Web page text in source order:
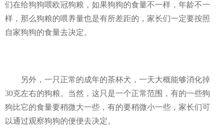
们在给狗狗喂欧冠狗粮，如果狗狗的食量不一样，年龄不一
样，那么狗粮的喂养量也是有所差距的，家长们一定要按照
自家狗狗的食量去决定。
另外，一只正常的成年的茶杯犬，一天大概能够消化掉
30克左右的狗粮。当然，这只是一个正常范围，有的一些狗
狗比它的食量要稍微大一些，有的要稍微小一些，家长们可
以通过观察狗狗的便便去决定。